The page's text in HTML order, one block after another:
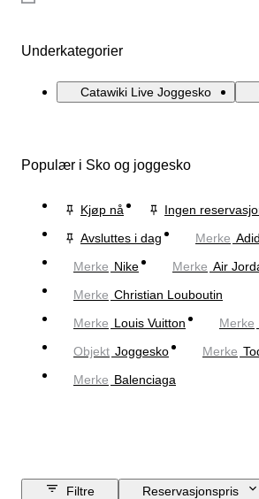
Underkategorier
Catawiki Live Joggesko
Populær i Sko og joggesko
Kjøp nå
Ingen
Avsluttes i dag
Merke
Merke Nike Merke Air
Merke Christian Louboutin
Merke Louis Vuitton Merke
Objekt Joggesko Merke
Merke Balenciaga
Filtre
Reservasjonspris